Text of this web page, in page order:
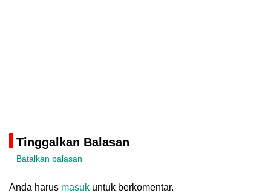
Tinggalkan Balasan
Batalkan balasan
Anda harus masuk untuk berkomentar.